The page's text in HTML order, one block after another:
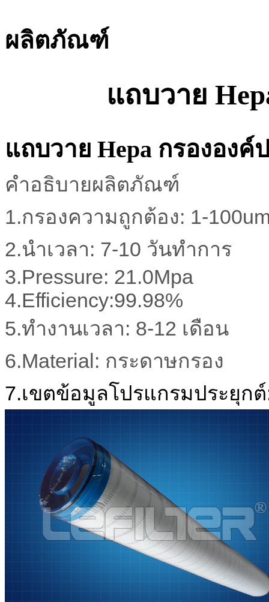
ผลิตภัณฑ์
แถบวาย
แถบวาย Hepa กรององค์
คำอธิบายผลิตภัณฑ์
1.กรองความถูกต้อง: 1-
2.นำเวลา: 7-10 วันทำการ
3.Pressure: 21.0Mpa
4.Efficiency:99.98%
5.ทำงานเวลา: 8-12 เดือน
6.Material : กระดาษกรอง
7.เขตข้อมูลโปรแกรมประยุกต์